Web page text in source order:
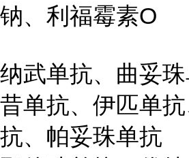
钠、利福霉素O
纳武单抗、曲妥
昔单抗、伊匹单
抗、帕妥珠单抗